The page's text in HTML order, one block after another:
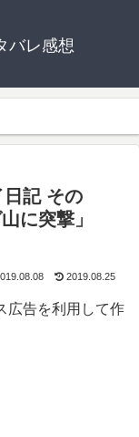
バレ感想
日記 その
に突撃」
2019.08.25
広告を利用して作